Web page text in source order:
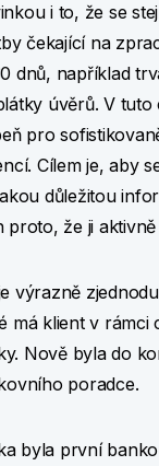
i to, že se
čekající na
dnů, například
úvěrů. V tuto
pro
Cílem je, aby
důležitou
proto, že ji aktivně
výrazně
má klient v rámci
Nově byla do
poradce.
byla první